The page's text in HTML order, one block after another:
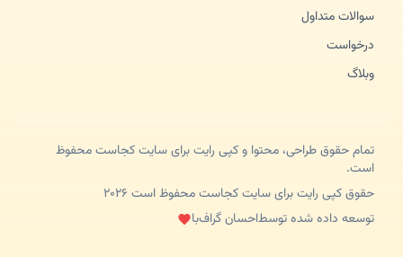
سوالات متداول
درخواست
وبلاگ
تمام حقوق طراحی، محتوا و کپی رایت برای سایت کجاست محفوظ
است.
حقوق کپی رایت برای سایت کجاست محفوظ است ۲۰۲۶
توسعه داده شده توسطاحسان گرافبا